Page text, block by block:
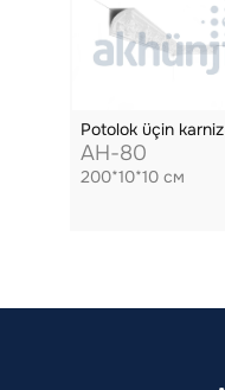
Potolok üçin karniz
AH-80
200*10*10 см